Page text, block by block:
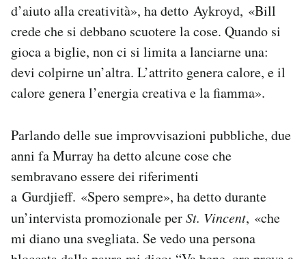
d’aiuto alla creatività», ha detto Aykroyd, «Bill
crede che si debbano scuotere la cose. Quando si
gioca a biglie, non ci si limita a lanciarne una:
devi colpirne un’altra. L’attrito genera calore, e il
calore genera l’energia creativa e la fiamma».
Parlando delle sue improvvisazioni pubbliche, due
anni fa Murray ha detto alcune cose che
sembravano essere dei riferimenti
a Gurdjieff. «Spero sempre», ha detto durante
un’intervista promozionale perSt. Vincent, «che
mi diano una svegliata. Se vedo una persona